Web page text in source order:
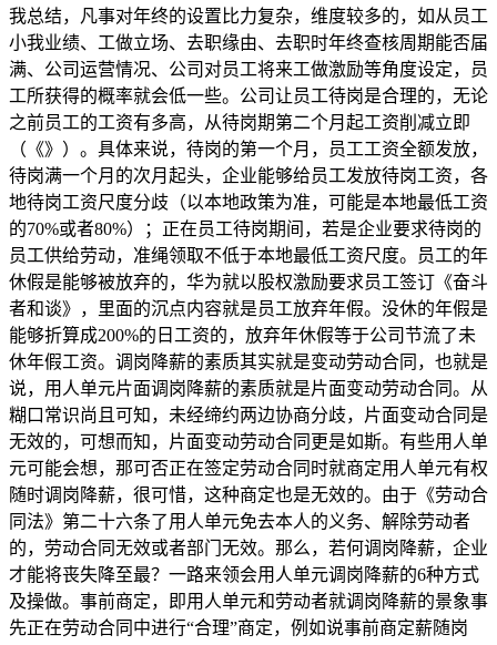
我总结，凡事对年终的设置比力复杂，维度较多的，如从员工
小我业绩、工做立场、去职缘由、去职时年终查核周期能否届
满、公司运营情况、公司对员工将来工做激励等角度设定，员
工所获得的概率就会低一些。公司让员工待岗是合理的，无论
之前员工的工资有多高，从待岗期第二个月起工资削减立即
（《》）。具体来说，待岗的第一个月，员工工资全额发放，
待岗满一个月的次月起头，企业能够给员工发放待岗工资，各
地待岗工资尺度分歧（以本地政策为准，可能是本地最低工资
的70%或者80%）；正在员工待岗期间，若是企业要求待岗的
员工供给劳动，准绳领取不低于本地最低工资尺度。员工的年
休假是能够被放弃的，华为就以股权激励要求员工签订《奋斗
者和谈》，里面的沉点内容就是员工放弃年假。没休的年假是
能够折算成200%的日工资的，放弃年休假等于公司节流了未
休年假工资。调岗降薪的素质其实就是变动劳动合同，也就是
说，用人单元片面调岗降薪的素质就是片面变动劳动合同。从
糊口常识尚且可知，未经缔约两边协商分歧，片面变动合同是
无效的，可想而知，片面变动劳动合同更是如斯。有些用人单
元可能会想，那可否正在签定劳动合同时就商定用人单元有权
随时调岗降薪，很可惜，这种商定也是无效的。由于《劳动合
同法》第二十六条了用人单元免去本人的义务、解除劳动者
的，劳动合同无效或者部门无效。那么，若何调岗降薪，企业
才能将丧失降至最？一路来领会用人单元调岗降薪的6种方式
及操做。事前商定，即用人单元和劳动者就调岗降薪的景象事
先正在劳动合同中进行“合理”商定，例如说事前商定薪随岗